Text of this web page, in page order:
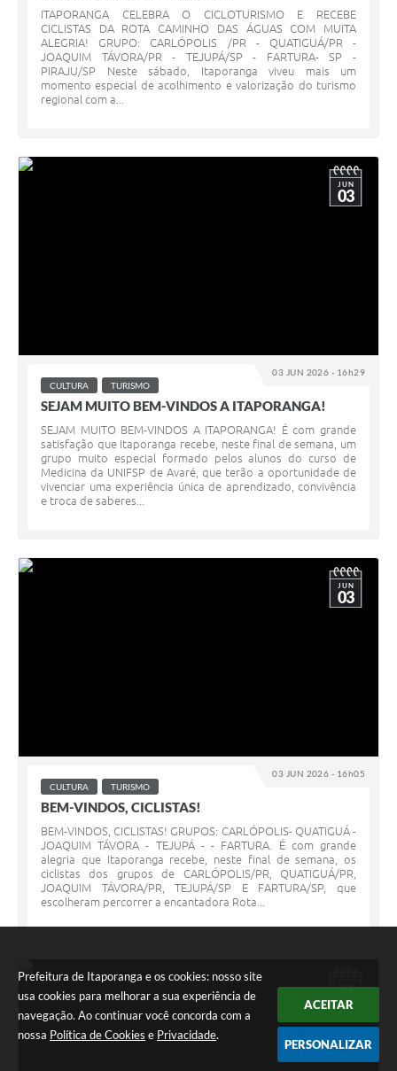
Prefeitura de Itaporanga e os cookies: nosso site
usa cookies para melhorar a sua experiência de
navegação. Ao continuar você concorda com a
nossa Política de Cookies e Privacidade.
ACEITAR
PERSONALIZAR
ITAPORANGA CELEBRA O CICLOTURISMO E RECEBE
CICLISTAS DA ROTA CAMINHO DAS ÁGUAS COM MUITA
ALEGRIA! GRUPO: CARLÓPOLIS /PR - QUATIGUÁ/PR -
JOAQUIM TÁVORA/PR - TEJUPÁ/SP - FARTURA- SP -
PIRAJU/SP Neste sábado, Itaporanga viveu mais um
momento especial de acolhimento e valorização do turismo
regional com a...
03 JUN 2026 - 16h29
JUN
03
CULTURA TURISMO
SEJAM MUITO BEM-VINDOS A ITAPORANGA!
SEJAM MUITO BEM-VINDOS A ITAPORANGA! É com grande
satisfação que Itaporanga recebe, neste final de semana, um
grupo muito especial formado pelos alunos do curso de
Medicina da UNIFSP de Avaré, que terão a oportunidade de
vivenciar uma experiência única de aprendizado, convivência
e troca de saberes...
03 JUN 2026 - 16h05
JUN
03
CULTURA TURISMO
BEM-VINDOS, CICLISTAS!
BEM-VINDOS, CICLISTAS! GRUPOS: CARLÓPOLIS- QUATIGUÁ -
JOAQUIM TÁVORA - TEJUPÁ - - FARTURA. É com grande
alegria que Itaporanga recebe, neste final de semana, os
ciclistas dos grupos de CARLÓPOLIS/PR, QUATIGUÁ/PR,
JOAQUIM TÁVORA/PR, TEJUPÁ/SP E FARTURA/SP, que
escolheram percorrer a encantadora Rota...
JUN
02